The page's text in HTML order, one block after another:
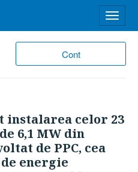
Cont
meniu
instalarea celor 23
6,1 MW din
de PPC, cea
energie